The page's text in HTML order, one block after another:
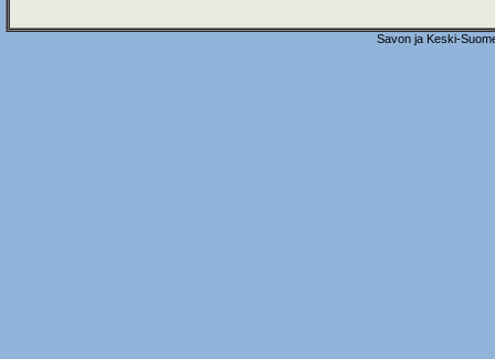
Savon ja Keski-